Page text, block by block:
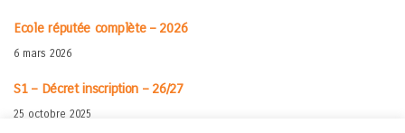
Ecole réputée complète – 2026
6 mars 2026
S1 – Décret inscription – 26/27
25 octobre 2025